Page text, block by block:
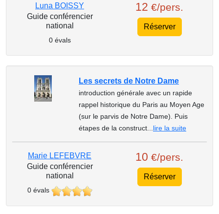
Luna BOISSY
Guide conférencier
national
0 évals
12 €/pers.
Réserver
Les secrets de Notre Dame
introduction générale avec un rapide
rappel historique du Paris au Moyen Age
(sur le parvis de Notre Dame). Puis
étapes de la construct...lire la suite
Marie LEFEBVRE
Guide conférencier
national
0 évals
10 €/pers.
Réserver